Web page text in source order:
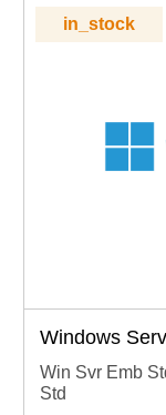
in_stock
Windows
Win Svr Emb
Std